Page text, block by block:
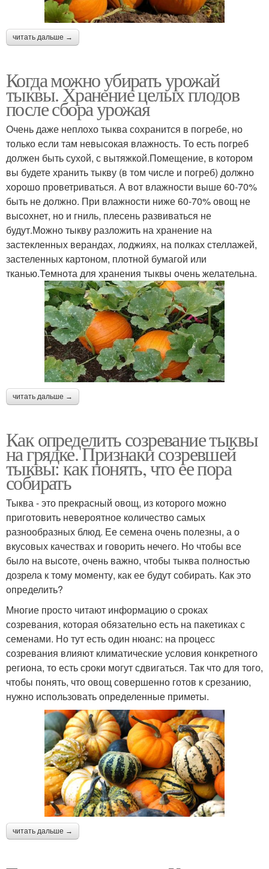
читать дальше →
Когда можно убирать урожай
тыквы. Хранение целых плодов
после сбора урожая
Очень даже неплохо тыква сохранится в погребе, но
только если там невысокая влажность. То есть погреб
должен быть сухой, с вытяжкой.Помещение, в котором
вы будете хранить тыкву (в том числе и погреб) должно
хорошо проветриваться. А вот влажности выше 60-70%
быть не должно. При влажности ниже 60-70% овощ не
высохнет, но и гниль, плесень развиваться не
будут.Можно тыкву разложить на хранение на
застекленных верандах, лоджиях, на полках стеллажей,
застеленных картоном, плотной бумагой или
тканью.Темнота для хранения тыквы очень желательна.
читать дальше →
Как определить созревание тыквы
на грядке. Признаки созревшей
тыквы: как понять, что ее пора
собирать
Тыква - это прекрасный овощ, из которого можно
приготовить невероятное количество самых
разнообразных блюд. Ее семена очень полезны, а о
вкусовых качествах и говорить нечего. Но чтобы все
было на высоте, очень важно, чтобы тыква полностью
дозрела к тому моменту, как ее будут собирать. Как это
определить?
Многие просто читают информацию о сроках
созревания, которая обязательно есть на пакетиках с
семенами. Но тут есть один нюанс: на процесс
созревания влияют климатические условия конкретного
региона, то есть сроки могут сдвигаться. Так что для того,
чтобы понять, что овощ совершенно готов к срезанию,
нужно использовать определенные приметы.
читать дальше →